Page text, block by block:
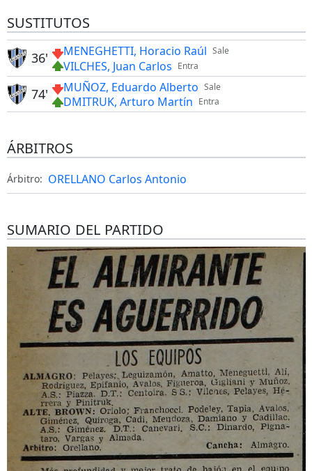
SUSTITUTOS
Sale
MENEGHETTI, Horacio Raúl
Entra
VILCHES, Juan Carlos
36'
Sale
MUÑOZ, Eduardo Alberto
Entra
DMITRUK, Arturo Martín
74'
ÁRBITROS
Árbitro: ORELLANO Carlos Antonio
SUMARIO DEL PARTIDO